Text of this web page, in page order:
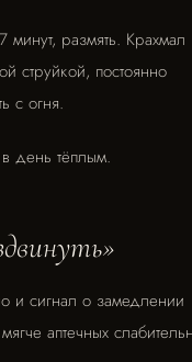
минут, размять. Крахмал
струйкой, постоянно
с огня.
день тёплым.
и сигнал о замедлении
аптечных